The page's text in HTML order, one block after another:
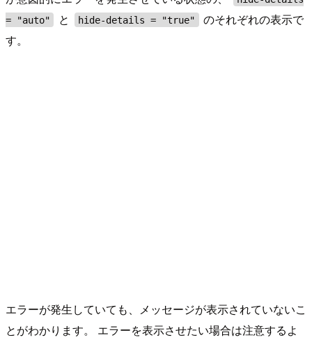
= "auto"
と hide-details = "true"
のそれぞれの表示で
す。
エラーが発生していても、メッセージが表示されていないこ
とがわかります。 エラーを表示させたい場合は注意するよ